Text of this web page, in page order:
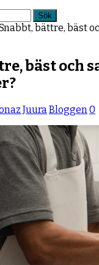
bättre, bäst
bäst och
JuuraBloggen0